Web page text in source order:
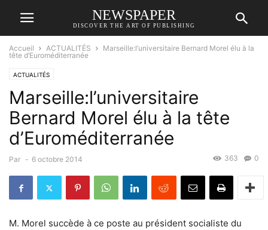
NEWSPAPER
DISCOVER THE ART OF PUBLISHING
Accueil ACTUALITÉS
Marseille:l’universitaire Bernard Morel élu à la
tête d’Euroméditerranée
ACTUALITÉS
Marseille:l’universitaire
Bernard Morel élu à la tête
d’Euroméditerranée
Par - 6 octobre 2014 0
363
M. Morel succède à ce poste au président socialiste du